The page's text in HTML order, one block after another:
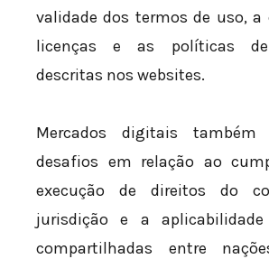
validade dos termos de uso, a
licenças e as políticas de
descritas nos websites.
Mercados digitais também
desafios em relação ao
execução de direitos do
jurisdição e a
compartilhadas entre